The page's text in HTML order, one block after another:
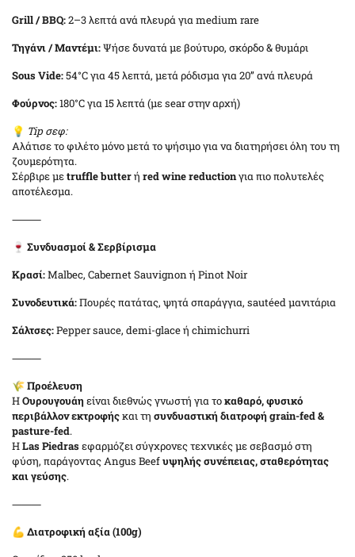
Grill / BBQ:2–3 λεπτά ανά πλευρά για medium rare
Τηγάνι / Μαντέμι:Ψήσε δυνατά με βούτυρο, σκόρδο & θυμάρι
Sous Vide:54°C για 45 λεπτά, μετά ρόδισμα για 20’’ ανά πλευρά
Φούρνος:180°C για 15 λεπτά (με sear στην αρχή)
💡 Tip σεφ:
Αλάτισε το φιλέτο μόνο μετά το ψήσιμο για να διατηρήσει όλη του τη
ζουμερότητα.
Σέρβιρε μεtruffle butterή red wine reductionγια πιο πολυτελές
αποτέλεσμα.
⸻
🍷 Συνδυασμοί & Σερβίρισμα
Κρασί:Malbec, Cabernet Sauvignon ή Pinot Noir
Συνοδευτικά:Πουρές πατάτας, ψητά σπαράγγια, sautéed μανιτάρια
Σάλτσες:Pepper sauce, demi-glace ή chimichurri
⸻
🌾Προέλευση
ΗΟυρουγουάη είναι διεθνώς γνωστή για τοκαθαρό, φυσικό
περιβάλλον εκτροφήςκαι τη συνδυαστική διατροφή grain-fed &
pasture-fed.
ΗLas Piedras εφαρμόζει σύγχρονες τεχνικές με σεβασμό στη
φύση, παράγοντας Angus Beefυψηλής συνέπειας, σταθερότητας
και γεύσης.
⸻
💪 Διατροφική αξία (100g)